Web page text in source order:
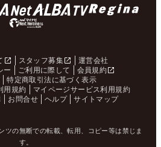
スタッフ募集
運営会社
ー
ご利用に際して
会員規約
特定商取引法に基づく表示
用規約
マイページサービス利用規約
お問合せ ヘルプ サイトマップ
ツの無断での転載、転用、コピー等は禁じま
す。